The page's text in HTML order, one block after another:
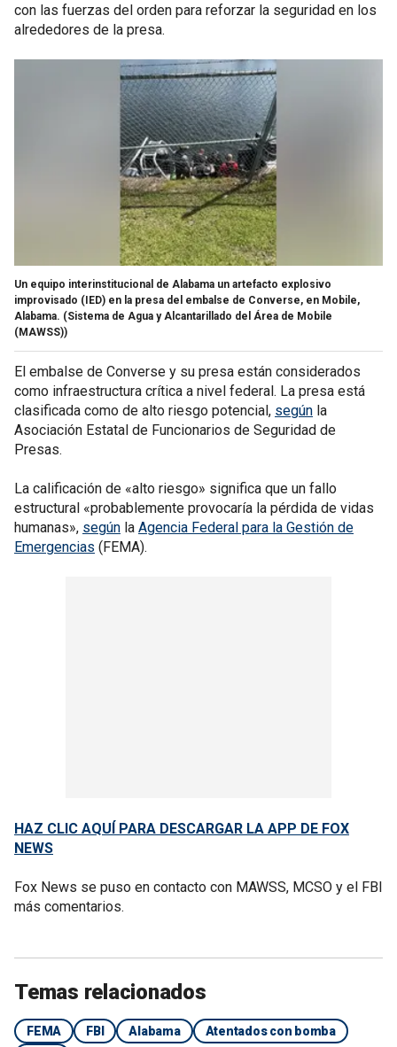
con las fuerzas del orden para reforzar la seguridad en los
alrededores de la presa.
Un equipo interinstitucional de Alabama un artefacto explosivo
improvisado (IED) en la presa del embalse de Converse, en Mobile,
Alabama. (Sistema de Agua y Alcantarillado del Área de Mobile
(MAWSS))
El embalse de Converse y su presa están considerados
como infraestructura crítica a nivel federal. La presa está
clasificada como de alto riesgo potencial, según la
Asociación Estatal de Funcionarios de Seguridad de
Presas.
La calificación de «alto riesgo» significa que un fallo
estructural «probablemente provocaría la pérdida de vidas
humanas», según la Agencia Federal para la Gestión de
Emergencias (FEMA).
HAZ CLIC AQUÍ PARA DESCARGAR LA APP DE FOX
NEWS
Fox News se puso en contacto con MAWSS, MCSO y el FBI
más comentarios.
Temas relacionados
FEMA FBI Alabama
Atentados con bomba